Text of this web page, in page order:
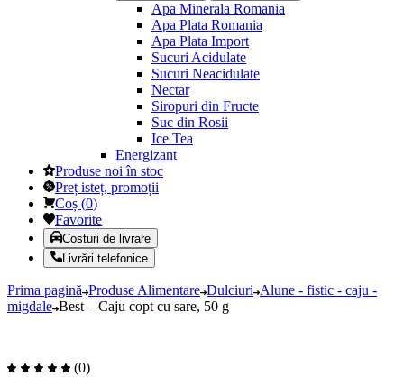
Apa Minerala Romania
Apa Plata Romania
Apa Plata Import
Sucuri Acidulate
Sucuri Neacidulate
Nectar
Siropuri din Fructe
Suc din Rosii
Ice Tea
Energizant
Produse noi în stoc
Preț isteț, promoții
Coș (0)
Favorite
Costuri de livrare
Livrări telefonice
Prima pagină Produse Alimentare Dulciuri Alune - fistic - caju -
migdale Best – Caju copt cu sare, 50 g
(0)